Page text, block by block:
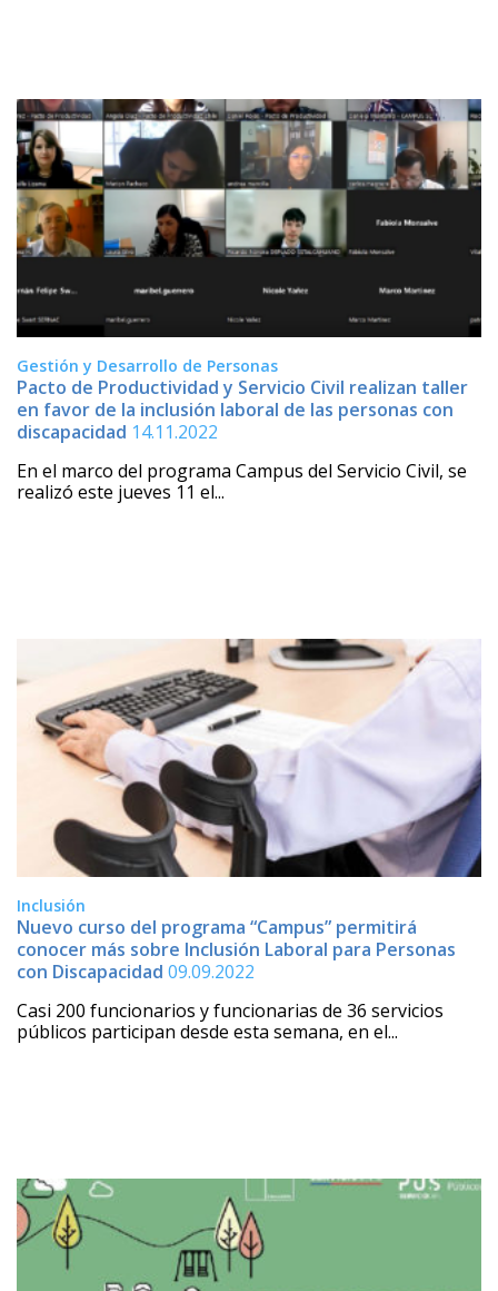
Gestión y Desarrollo de Personas
Pacto de Productividad y Servicio Civil realizan taller
en favor de la inclusión laboral de las personas con
discapacidad 14.11.2022
En el marco del programa Campus del Servicio Civil, se
realizó este jueves 11 el...
Inclusión
Nuevo curso del programa “Campus” permitirá
conocer más sobre Inclusión Laboral para Personas
con Discapacidad 09.09.2022
Casi 200 funcionarios y funcionarias de 36 servicios
públicos participan desde esta semana, en el...